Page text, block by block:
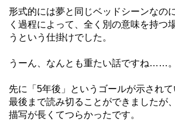
形式的には夢と同じベッドシーンなの
く過程によって、全く別の意味を持つ
うという仕掛けでした。
うーん、なんとも重たい話ですね……。
先に「5年後」というゴールが示され
最後まで読み切ることができましたが
描写が長くてつらかったです。